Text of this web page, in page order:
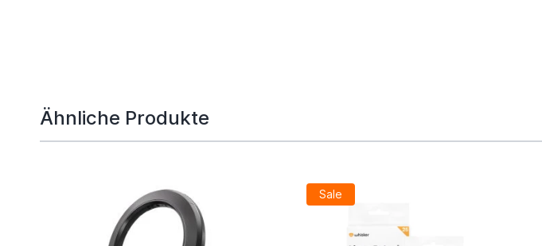
Ähnliche Produkte
Sale